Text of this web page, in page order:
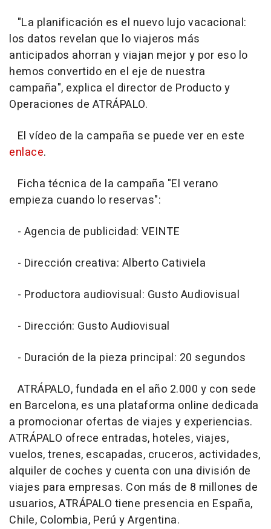
"La planificación es el nuevo lujo vacacional:
los datos revelan que lo viajeros más
anticipados ahorran y viajan mejor y por eso lo
hemos convertido en el eje de nuestra
campaña", explica el director de Producto y
Operaciones de ATRÁPALO.
El vídeo de la campaña se puede ver en este
enlace.
Ficha técnica de la campaña "El verano
empieza cuando lo reservas":
- Agencia de publicidad: VEINTE
- Dirección creativa: Alberto Cativiela
- Productora audiovisual: Gusto Audiovisual
- Dirección: Gusto Audiovisual
- Duración de la pieza principal: 20 segundos
ATRÁPALO, fundada en el año 2.000 y con sede
en Barcelona, es una plataforma online dedicada
a promocionar ofertas de viajes y experiencias.
ATRÁPALO ofrece entradas, hoteles, viajes,
vuelos, trenes, escapadas, cruceros, actividades,
alquiler de coches y cuenta con una división de
viajes para empresas. Con más de 8 millones de
usuarios, ATRÁPALO tiene presencia en España,
Chile, Colombia, Perú y Argentina.